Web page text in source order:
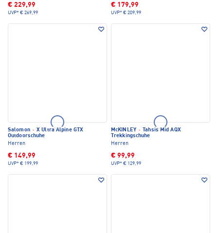
€ 229,99
UVP* € 269,99
€ 179,99
UVP* € 209,99
Salomon · X Ultra Alpine GTX
Outdoorschuhe
Herren
€ 149,99
UVP* € 199,99
McKINLEY ·
Tahsis Mid AQX
Trekkingschuhe
Herren
€ 99,99
UVP* € 129,99